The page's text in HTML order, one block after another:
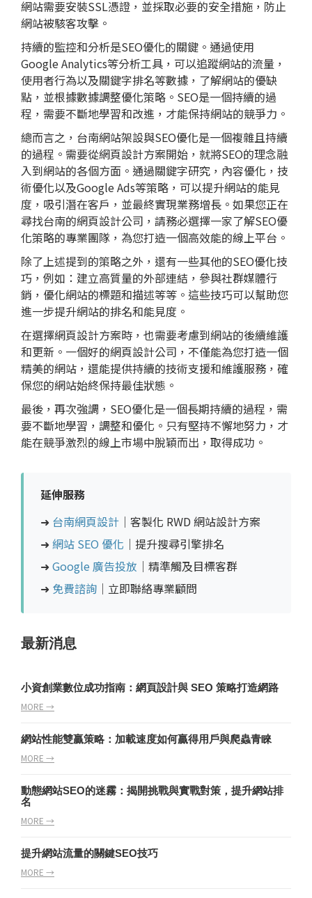
網站需要安裝SSL憑證，並採取必要的安全措施，防止
網站被駭客攻擊。
持續的監控和分析是SEO優化的關鍵。通過使用
Google Analytics等分析工具，可以追蹤網站的流量，
使用者行為以及關鍵字排名等數據，了解網站的優缺
點，並根據數據調整優化策略。SEO是一個持續的過
程，需要不斷地學習和改進，才能保持網站的競爭力。
總而言之，台南網站架設與SEO優化是一個複雜且持續
的過程。需要從網頁設計方案開始，就將SEO的理念融
入到網站的各個方面。通過關鍵字研究，內容優化，技
術優化以及Google Ads等策略，可以提升網站的能見
度，吸引潛在客戶，並最終實現業務增長。如果您正在
尋找台南的網頁設計公司，請務必選擇一家了解SEO優
化策略的專業團隊，為您打造一個高效能的線上平台。
除了上述提到的策略之外，還有一些其他的SEO優化技
巧，例如：建立高質量的外部連結，參與社群媒體行
銷，優化網站的標題和描述等等。這些技巧可以幫助您
進一步提升網站的排名和能見度。
在選擇網頁設計方案時，也需要考慮到網站的後續維護
和更新。一個好的網頁設計公司，不僅能為您打造一個
精美的網站，還能提供持續的技術支援和維護服務，確
保您的網站始終保持最佳狀態。
最後，再次強調，SEO優化是一個長期持續的過程，需
要不斷地學習，調整和優化。只有堅持不懈地努力，才
能在競爭激烈的線上市場中脫穎而出，取得成功。
延伸服務
➜ 台南網頁設計 ｜客製化 RWD 網站設計方案
➜ 網站 SEO 優化 ｜提升搜尋引擎排名
➜ Google 廣告投放 ｜精準觸及目標客群
➜ 免費諮詢 ｜立即聯絡專業顧問
最新消息
小資創業數位成功指南：網頁設計與 SEO 策略打造網路
MORE →
網站性能雙贏策略：加載速度如何贏得用戶與爬蟲青睞
MORE →
動態網站SEO的迷霧：揭開挑戰與實戰對策，提升網站排
名
MORE →
提升網站流量的關鍵SEO技巧
MORE →